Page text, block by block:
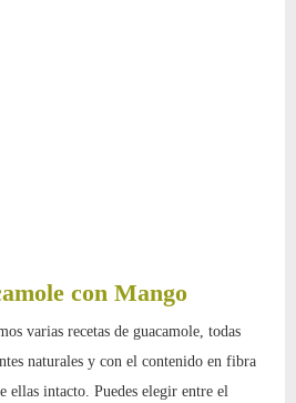
con Mango
varias recetas de guacamole, todas
naturales y con el contenido en fibra
ellas intacto. Puedes elegir entre el